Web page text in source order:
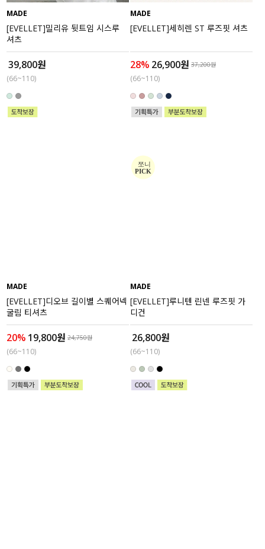
MADE
[EVELLET]밀리유 뒷트임 시스루
셔츠
39,800원
(66~110)
MADE
[EVELLET]세히렌 ST 루즈핏 셔츠
28% 26,900원 37,200원
(66~110)
MADE
[EVELLET]디오브 길이별 스퀘어넥
굴림 티셔츠
20% 19,800원 24,750원
(66~110)
MADE
[EVELLET]루니텐 린넨 루즈핏 가
디건
26,800원
(66~110)